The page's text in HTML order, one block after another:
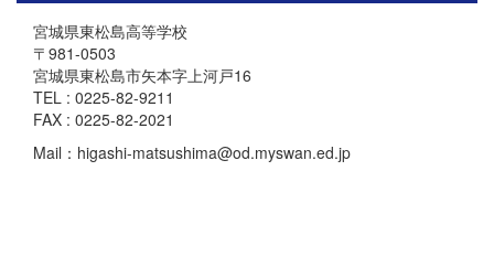
宮城県東松島高等学校
〒981-0503
宮城県東松島市矢本字上河戸16
TEL : 0225-82-9211
FAX : 0225-82-2021
Mail：higashi-matsushima@od.myswan.ed.jp